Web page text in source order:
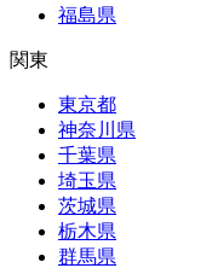
福島県
関東
東京都
神奈川県
千葉県
埼玉県
茨城県
栃木県
群馬県